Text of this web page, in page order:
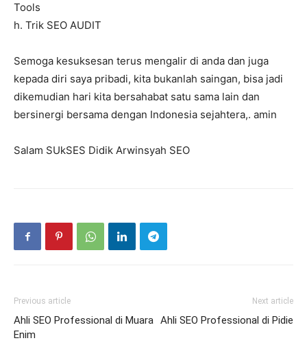
Tools
h. Trik SEO AUDIT
Semoga kesuksesan terus mengalir di anda dan juga
kepada diri saya pribadi, kita bukanlah saingan, bisa jadi
dikemudian hari kita bersahabat satu sama lain dan
bersinergi bersama dengan Indonesia sejahtera,. amin
Salam SUkSES Didik Arwinsyah SEO
Previous article
Ahli SEO Professional di Muara
Enim
Next article
Ahli SEO Professional di Pidie